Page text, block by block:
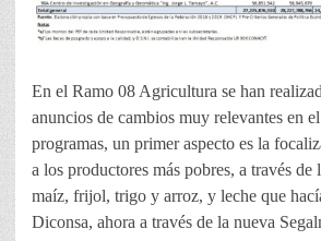
En el Ramo 08 Agricultura se han
anuncios de cambios muy relevantes en
programas, un primer aspecto es la
a los productores más pobres, a través de
maíz, frijol, trigo y arroz, y leche que
Diconsa, ahora a través de la nueva